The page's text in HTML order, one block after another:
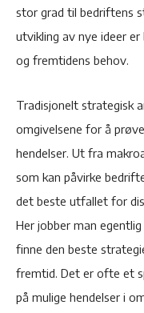
stor grad til bedriftens
utvikling av nye ideer
og fremtidens behov.
Tradisjonelt strategisk
omgivelsene for å
hendelser. Ut fra
som kan påvirke
det beste utfallet for
Her jobber man
finne den beste
fremtid. Det er ofte et
på mulige hendelser i